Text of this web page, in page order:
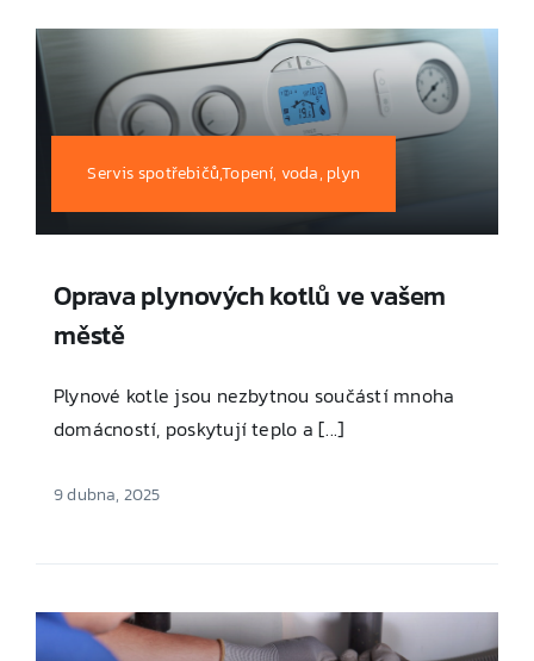
Servis spotřebičů,Topení, voda, plyn
Oprava plynových kotlů ve vašem
městě
Plynové kotle jsou nezbytnou součástí mnoha
domácností, poskytují teplo a [...]
9 dubna, 2025